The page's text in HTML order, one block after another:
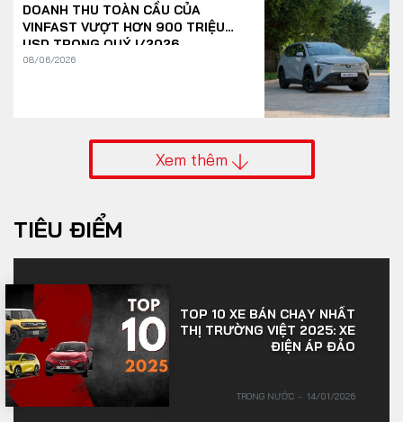
DOANH THU TOÀN CẦU CỦA
VINFAST VƯỢT HƠN 900 TRIỆU
USD TRONG QUÝ I/2026
08/06/2026
Xem thêm
TIÊU ĐIỂM
TOP 10 XE BÁN CHẠY NHẤT
THỊ TRƯỜNG VIỆT 2025: XE
ĐIỆN ÁP ĐẢO
TRONG NƯỚC 14/01/2026